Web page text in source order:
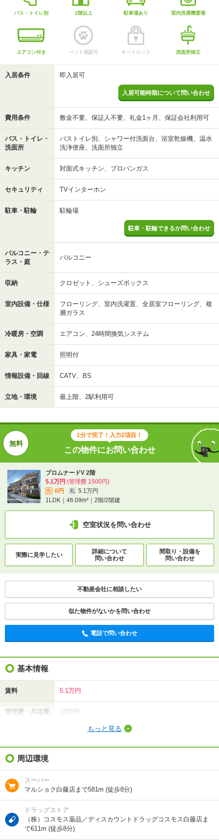
バス・トイレ別 2階以上 駐車場あり 室内洗濯機置場
エアコン付き ペット相談可 オートロック 洗面所独立
入居条件 即入居可
入居可能時期について問い合わせ
費用条件 敷金不要、保証人不要、礼金1ヶ月、保証会社利用可
バス・トイレ・
洗面所
バストイレ別、シャワー付洗面台、浴室乾燥機、温水
洗浄便座、洗面所独立
キッチン 対面式キッチン、プロパンガス
セキュリティ TVインターホン
駐車・駐輪 駐輪場
駐車・駐輪できるか問い合わせ
バルコニー・テ
ラス・庭
バルコニー
収納 クロゼット、シューズボックス
室内設備・仕様
フローリング、室内洗濯置、全居室フローリング、複
層ガラス
冷暖房・空調 エアコン、24時間換気システム
家具・家電 照明付
情報設備・回線 CATV、BS
立地・環境 最上階、2駅利用可
1分で完了！入力2項目！
この物件にお問い合わせ
プロムナードV 2階
5.1万円 (管理費 1500円)
敷 0円 礼
5.1万円
1LDK｜46.09m²｜2階/2階建
空室状況を問い合わせ
実際に見学したい
詳細について
問い合わせ
間取り・設備を
問い合わせ
不動産会社に相談したい
似た物件がないかを問い合わせ
電話で問い合わせ
基本情報
賃料 5.1万円
管理費・共益費 1500円
礼金（敷引・償
却金）
間取り / 専有面
積
1LDK / 46.09m²
種別 / 構造 アパート
築16年
もっと見る
周辺環境
スーパー
マルショク白藤店まで581m (徒歩8分)
ドラッグストア
（株）コスモス薬品／ディスカウントドラッグコスモス白藤店ま
で611m (徒歩8分)